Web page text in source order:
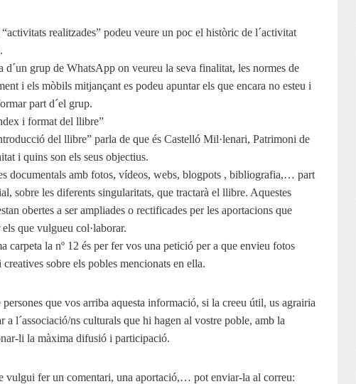
realitzades” podeu veure un poc el històric de l´activitat
d´un grup de WhatsApp on veureu la seva finalitat, les normes de
i els mòbils mitjançant es podeu apuntar els que encara no esteu i
part d´el grup.
i format del llibre”
del llibre” parla de que és Castelló Mil·lenari, Patrimoni de
i quins son els seus objectius.
documentals amb fotos, vídeos, webs, blogpots , bibliografia,… part
sobre les diferents singularitats, que tractarà el llibre. Aquestes
obertes a ser ampliades o rectificades per les aportacions que
que vulgueu col·laborar.
carpeta la nº 12 és per fer vos una petició per a que envieu fotos
sobre els pobles mencionats en ella.
que vos arriba aquesta informació, si la creeu útil, us agrairia
a l´associació/ns culturals que hi hagen al vostre poble, amb la
li la màxima difusió i participació.
vulgui fer un comentari, una aportació,… pot enviar-la al correu: